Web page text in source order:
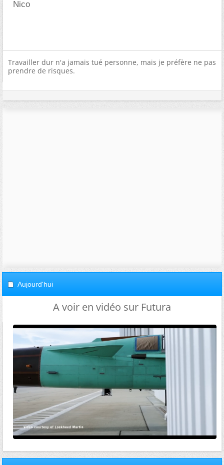
Nico
Travailler dur n'a jamais tué personne, mais je préfère ne pas
prendre de risques.
Aujourd'hui
A voir en vidéo sur Futura